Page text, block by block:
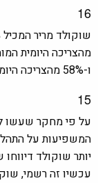
16
שוקולד מריר המכיל 70%
מהצריכה
15
על פי מחקר שעשו
המשפיעות על
יותר שוקולד
עכשיו זה רשמי,